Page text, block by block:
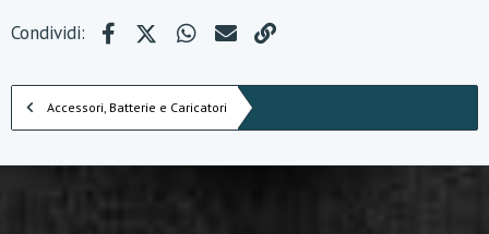
Condividi: FacebookX (Twitter)WhatsApp
e-mail
Accessori, Batterie e Caricatori